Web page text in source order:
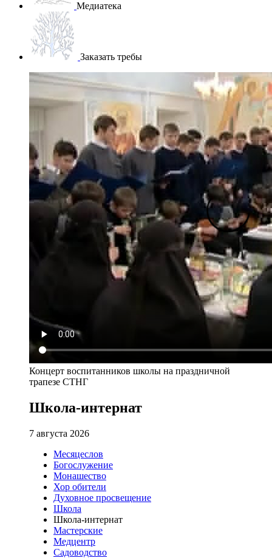
Медиатека
Заказать требы
Концерт воспитанников школы на праздничной
трапезе СТНГ
Школа-интернат
7 августа 2026
Месяцеслов
Богослужение
Монашество
Хор обители
Духовное просвещение
Школа
Школа-интернат
Мастерские
Медцентр
Садоводство